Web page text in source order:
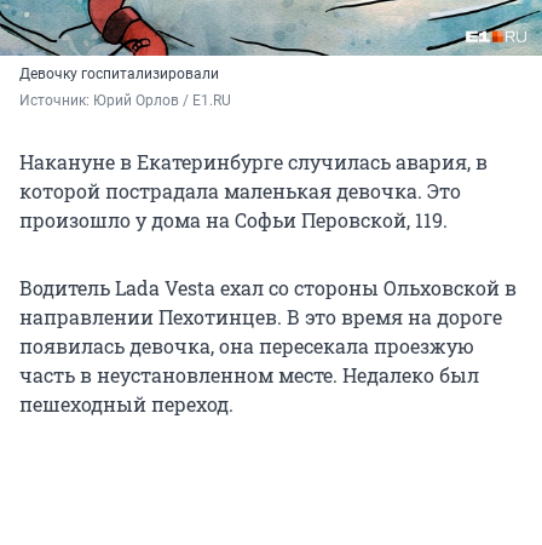
Девочку госпитализировали
Источник: Юрий Орлов / E1.RU
Накануне в Екатеринбурге случилась авария, в
которой пострадала маленькая девочка. Это
произошло у дома на Софьи Перовской, 119.
Водитель Lada Vesta ехал со стороны Ольховской в
направлении Пехотинцев. В это время на дороге
появилась девочка, она пересекала проезжую
часть в неустановленном месте. Недалеко был
пешеходный переход.